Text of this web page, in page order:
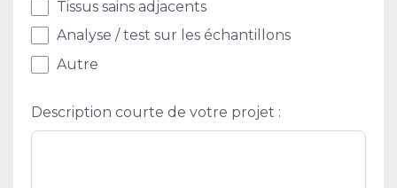
Tissus sains adjacents
Analyse / test sur les échantillons
Autre
Description courte de votre projet :